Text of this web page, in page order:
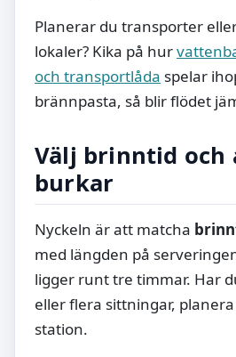
Planerar du transporter
lokaler? Kika på hur
och transportlåda spelar
brännpasta, så blir flödet
Välj brinntid och
burkar
Nyckeln är att matcha
med längden på
ligger runt tre timmar. Har
eller flera sittningar,
station.